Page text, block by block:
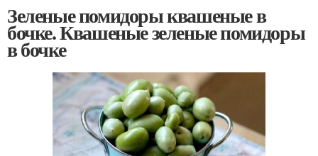
Зеленые помидоры квашеные в
бочке. Квашеные зеленые помидоры
в бочке